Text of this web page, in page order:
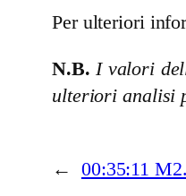
Per ulteriori
N.B. I valori
ulteriori analisi
← 00:35:11